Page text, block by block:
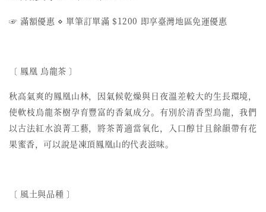
☞ 滿額優惠 ⋄單筆訂單滿 $1200 即享臺灣地區免運優惠
〔 鳳凰 烏龍茶 〕
秋高氣爽的鳳凰山林，因氣候乾燥與日夜溫差較大的生長環境，
使軟枝烏龍茶樹孕育豐富的香氣成分。有別於清香型烏龍，我們
以古法紅水浪菁工藝，將茶菁適當氧化，入口醇甘且餘韻帶有花
果蜜香，可以說是凍頂鳳凰山的代表滋味。
〔 風土與品種 〕